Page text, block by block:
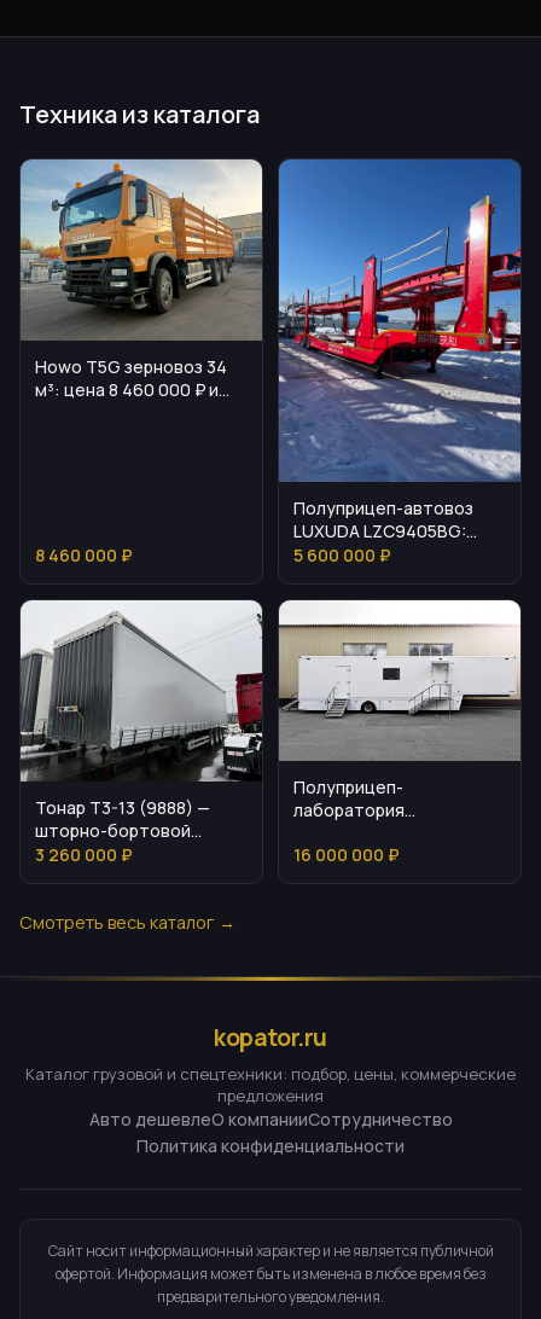
Техника из каталога
Howo T5G зерновоз 34
м³: цена 8 460 000 ₽ и
8 460 000 ₽
Полуприцеп-автовоз
LUXUDA LZC9405BG:
обзор и характеристики
5 600 000 ₽
Тонар T3-13 (9888) —
шторно-бортовой
грузовой автопоезд
3 260 000 ₽
Полуприцеп-
лаборатория
медицинских выездов
16 000 000 ₽
Смотреть весь каталог →
kopator.ru
Каталог грузовой и спецтехники: подбор, цены, коммерческие
предложения
Авто дешевлеО компанииСотрудничество
Политика конфиденциальности
Сайт носит информационный характер и не является публичной
офертой. Информация может быть изменена в любое время без
предварительного уведомления.